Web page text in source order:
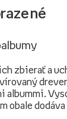
zbierať a
albummi.
obale dodáva